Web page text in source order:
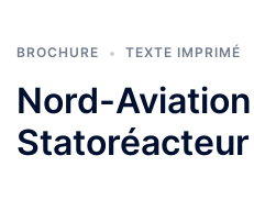
BROCHURE TEXTE IMPRIMÉ
Nord-
Statoréacteur